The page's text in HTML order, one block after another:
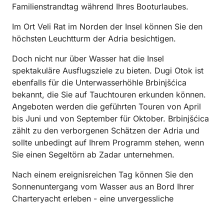
Familienstrandtag während Ihres Booturlaubes.
Im Ort Veli Rat im Norden der Insel können Sie den
höchsten Leuchtturm der Adria besichtigen.
Doch nicht nur über Wasser hat die Insel
spektakuläre Ausflugsziele zu bieten. Dugi Otok ist
ebenfalls für die Unterwasserhöhle Brbinjšćica
bekannt, die Sie auf Tauchtouren erkunden können.
Angeboten werden die geführten Touren von April
bis Juni und von September für Oktober. Brbinjšćica
zählt zu den verborgenen Schätzen der Adria und
sollte unbedingt auf Ihrem Programm stehen, wenn
Sie einen Segeltörn ab Zadar unternehmen.
Nach einem ereignisreichen Tag können Sie den
Sonnenuntergang vom Wasser aus an Bord Ihrer
Charteryacht erleben - eine unvergessliche